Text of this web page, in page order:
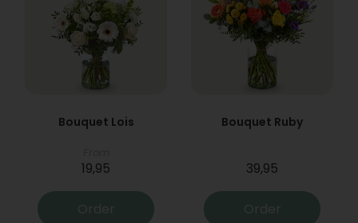
Bouquet Lois
19,95
Order
Bouquet Ruby
39,95
Order